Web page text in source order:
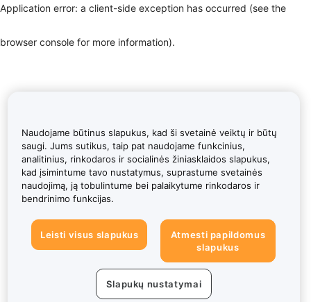
Application error: a client-side exception has occurred (see the
browser console for more information).
Naudojame būtinus slapukus, kad ši svetainė veiktų ir būtų
saugi. Jums sutikus, taip pat naudojame funkcinius,
analitinius, rinkodaros ir socialinės žiniasklaidos slapukus,
kad įsimintume tavo nustatymus, suprastume svetainės
naudojimą, ją tobulintume bei palaikytume rinkodaros ir
bendrinimo funkcijas.
Leisti visus slapukus
Atmesti papildomus
slapukus
Slapukų nustatymai